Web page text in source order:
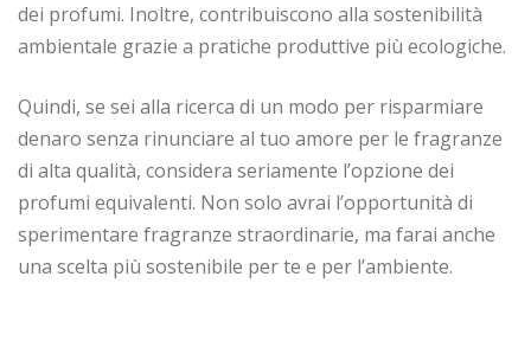
dei profumi. Inoltre, contribuiscono alla sostenibilità
ambientale grazie a pratiche produttive più ecologiche.
Quindi, se sei alla ricerca di un modo per risparmiare
denaro senza rinunciare al tuo amore per le fragranze
di alta qualità, considera seriamente l’opzione dei
profumi equivalenti. Non solo avrai l’opportunità di
sperimentare fragranze straordinarie, ma farai anche
una scelta più sostenibile per te e per l’ambiente.